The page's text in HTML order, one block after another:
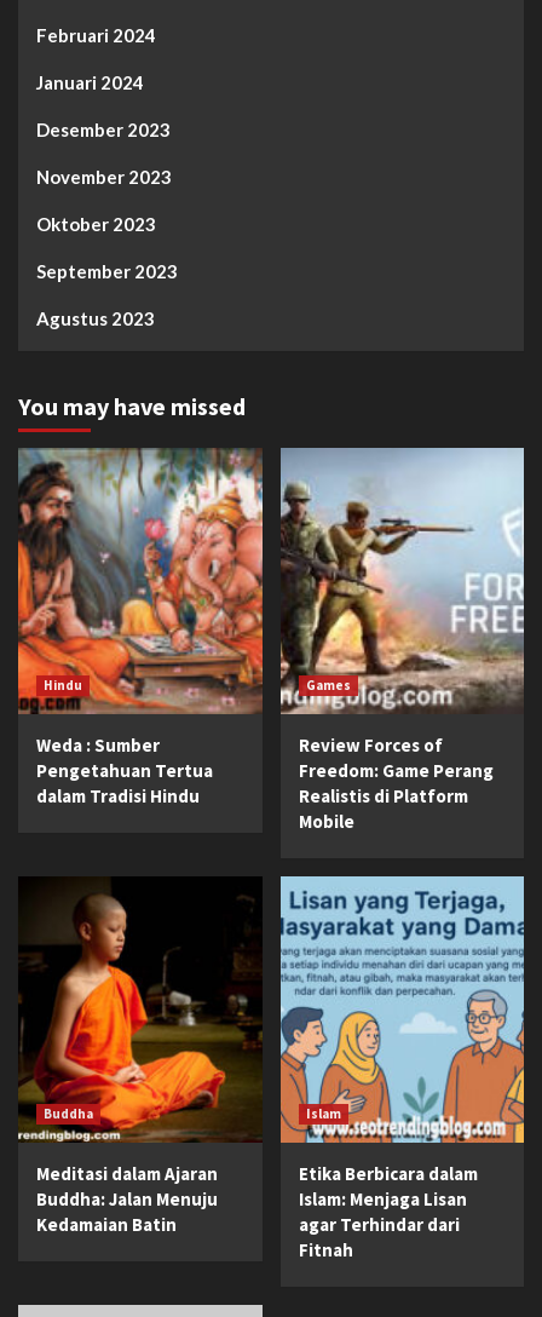
Februari 2024
Januari 2024
Desember 2023
November 2023
Oktober 2023
September 2023
Agustus 2023
You may have missed
Hindu
Weda : Sumber
Pengetahuan Tertua
dalam Tradisi Hindu
Games
Review Forces of
Freedom: Game Perang
Realistis di Platform
Mobile
Buddha
Meditasi dalam Ajaran
Buddha: Jalan Menuju
Kedamaian Batin
Islam
Etika Berbicara dalam
Islam: Menjaga Lisan
agar Terhindar dari
Fitnah